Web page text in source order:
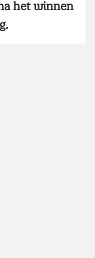
het winnen